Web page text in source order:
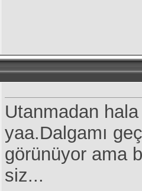
Utanmadan
yaa.Dalgamı
görünüyor ama
siz...